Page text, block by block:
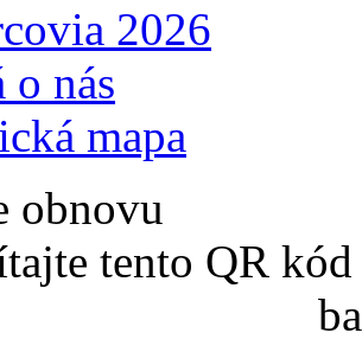
2026
o nás
mapa
obnovu
tento QR